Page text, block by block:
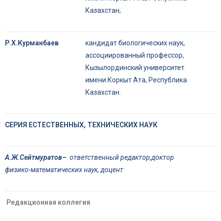
Казахстан;
Р.Х.Курманбаев
кандидат биологических наук,
ассоциированный профессор,
Кызылординский университет
имени Коркыт Ата, Республика
Казахстан.
СЕРИЯ ЕСТЕСТВЕННЫХ, ТЕХНИЧЕСКИХ НАУК
А.Ж.Сейтмуратов– ответственный редактор,доктор
физико-математических наук, доцент
Редакционная коллегия